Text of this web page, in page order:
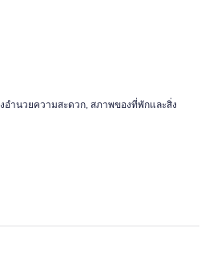
อำนวยความสะดวก, สภาพของที่พักและสิ่ง